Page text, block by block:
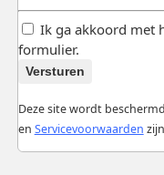
Ik ga akkoord met
formulier.
Versturen
Deze site wordt
en Servicevoorwaarden